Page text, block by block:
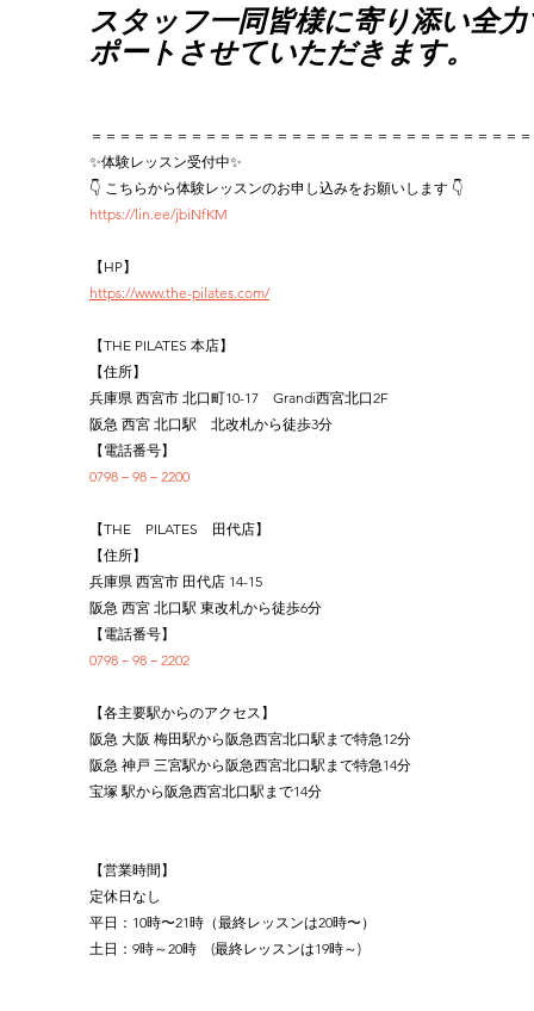
スタッフ一同皆様に寄り添い全
ポートさせていただきます。
＝＝＝＝＝＝＝＝＝＝＝＝＝＝＝＝＝＝＝＝＝＝＝＝＝＝＝＝＝＝
✨体験レッスン受付中✨
👇 こちらから体験レッスンのお申し込みをお願いします 👇
https://lin.ee/jbiNfKM
【HP】
https://www.the-pilates.com/
【THE PILATES 本店】
【住所】
兵庫県 西宮市 北口町10-17　Grandi西宮北口2F
阪急 西宮 北口駅　北改札から徒歩3分
【電話番号】
0798－98－2200
【THE　PILATES　田代店】
【住所】
兵庫県 西宮市 田代店 14-15
阪急 西宮 北口駅 東改札から徒歩6分
【電話番号】
0798－98－2202
【各主要駅からのアクセス】
阪急 大阪 梅田駅から阪急西宮北口駅まで特急12分
阪急 神戸 三宮駅から阪急西宮北口駅まで特急14分
宝塚 駅から阪急西宮北口駅まで14分
【営業時間】
定休日なし
平日：10時〜21時（最終レッスンは20時〜）
土日：9時～20時　(最終レッスンは19時～)